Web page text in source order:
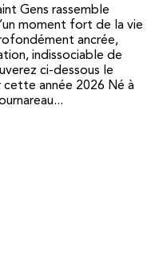
Gens rassemble
moment fort de la vie
ancrée,
indissociable de
ci-dessous le
année 2026 Né à